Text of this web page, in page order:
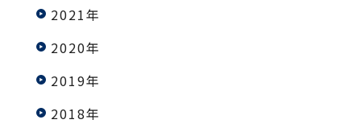
2021年
2020年
2019年
2018年